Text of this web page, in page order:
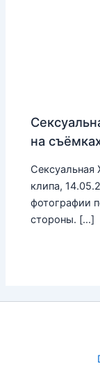
на
клипа,
фотографии
стороны. […]